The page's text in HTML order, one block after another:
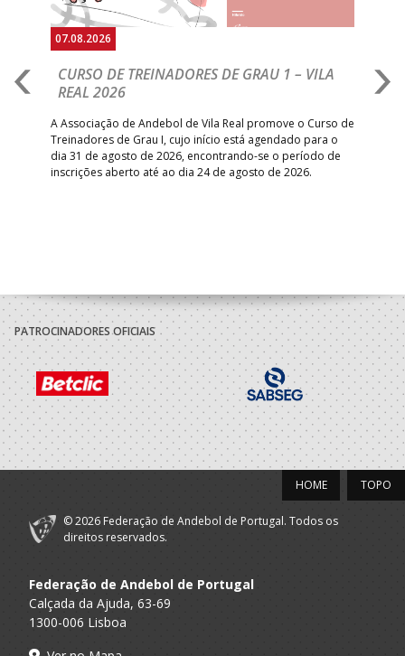
07.08.2026
CURSO DE TREINADORES DE GRAU 1 – VILA
REAL 2026
A Associação de Andebol de Vila Real promove o Curso de
Treinadores de Grau I, cujo início está agendado para o
dia 31 de agosto de 2026, encontrando-se o período de
inscrições aberto até ao dia 24 de agosto de 2026.
PATROCINADORES OFICIAIS
TOPO
HOME
© 2026 Federação de Andebol de Portugal. Todos os
direitos reservados.
Federação de Andebol de Portugal
Calçada da Ajuda, 63-69
1300-006 Lisboa